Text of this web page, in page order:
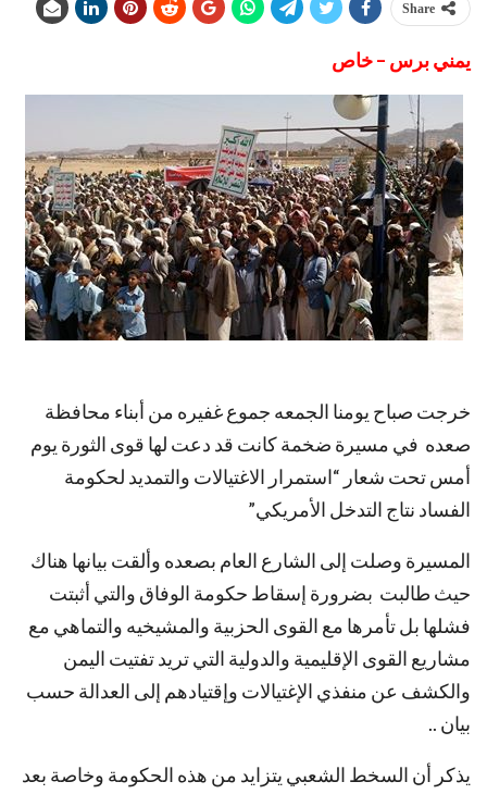
Share
يمني برس – خاص
خرجت صباح يومنا الجمعه جموع غفيره من أبناء محافظة
صعده في مسيرة ضخمة كانت قد دعت لها قوى الثورة يوم
أمس تحت شعار “استمرار الاغتيالات والتمديد لحكومة
الفساد نتاج التدخل الأمريكي”
المسيرة وصلت إلى الشارع العام بصعده وألقت بيانها هناك
حيث طالبت بضرورة إسقاط حكومة الوفاق والتي أثبتت
فشلها بل تأمرها مع القوى الحزبية والمشيخيه والتماهي مع
مشاريع القوى الإقليمية والدولية التي تريد تفتيت اليمن
والكشف عن منفذي الإغتيالات وإقتيادهم إلى العدالة حسب
بيان ..
يذكر أن السخط الشعبي يتزايد من هذه الحكومة وخاصة بعد